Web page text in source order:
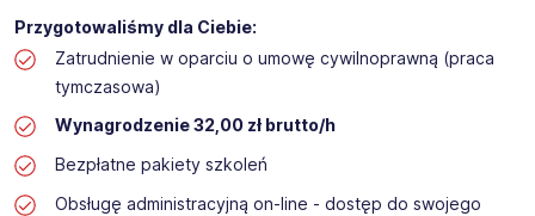
Przygotowaliśmy dla Ciebie:
Zatrudnienie w oparciu o umowę cywilnoprawną (praca
tymczasowa)
Wynagrodzenie 32,00 zł brutto/h
Bezpłatne pakiety szkoleń
Obsługę administracyjną on-line - dostęp do swojego